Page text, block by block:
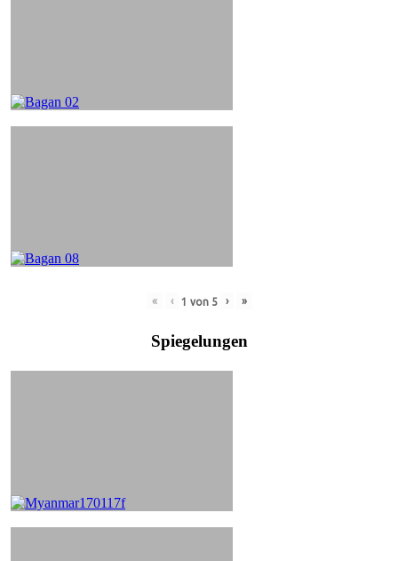
« ‹ 1 von 5 › »
Spiegelungen